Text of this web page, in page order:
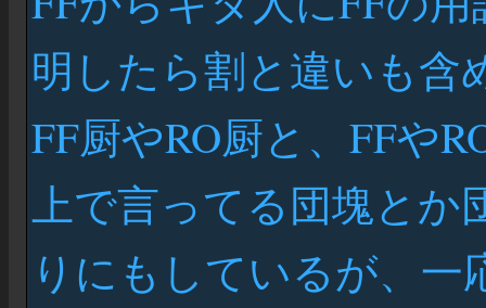
明したら割と違いも含
FF厨やRO厨と、FFや
上で言ってる団塊とか
りにもしているが、